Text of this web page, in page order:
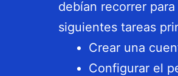
debían recorrer
siguientes tareas
Crear una
Configurar el